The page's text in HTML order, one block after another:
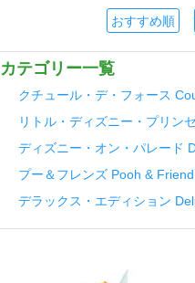
おすすめ順
カテゴリー一覧
クチュール・デ・フォース
リトル・ディズニー・プリン
ディズニー・オン・パレード
プー＆フレンズ Pooh & Friend
デラックス・エディション